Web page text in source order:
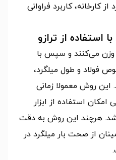
کارخانه، کاربرد فراوانی
از ترازو
وزن می‌کنند و سپس با
فولاد و طول میلگرد،
روش معمولا زمانی
استفاده از ابزار
هرچند این روش به دقت
از صحت بار میلگرد در